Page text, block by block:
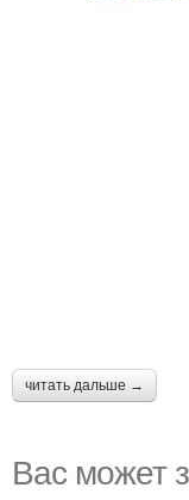
читать дальше →
Вас может